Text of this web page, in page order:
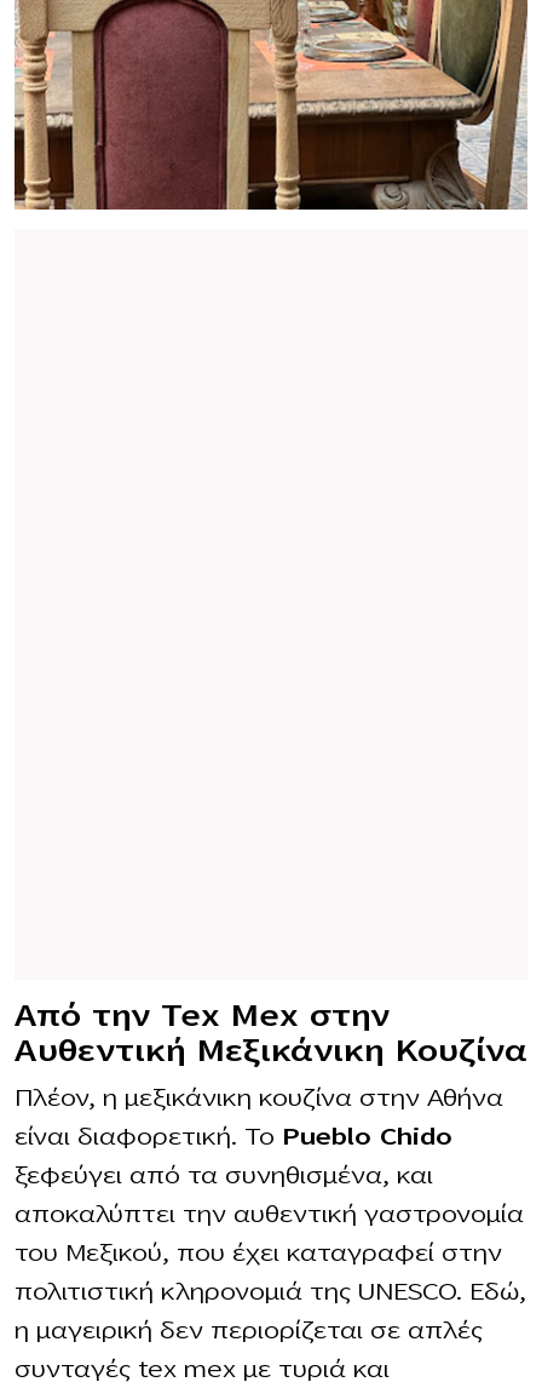
Από την Tex Mex στην
Αυθεντική Μεξικάνικη Κουζίνα
Πλέον, η μεξικάνικη κουζίνα στην Αθήνα
είναι διαφορετική. Το Pueblo Chido
ξεφεύγει από τα συνηθισμένα, και
αποκαλύπτει την αυθεντική γαστρονομία
του Μεξικού, που έχει καταγραφεί στην
πολιτιστική κληρονομιά της UNESCO. Εδώ,
η μαγειρική δεν περιορίζεται σε απλές
συνταγές tex mex με τυριά και